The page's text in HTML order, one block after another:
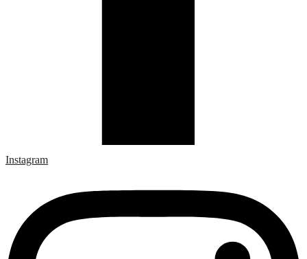
Instagram